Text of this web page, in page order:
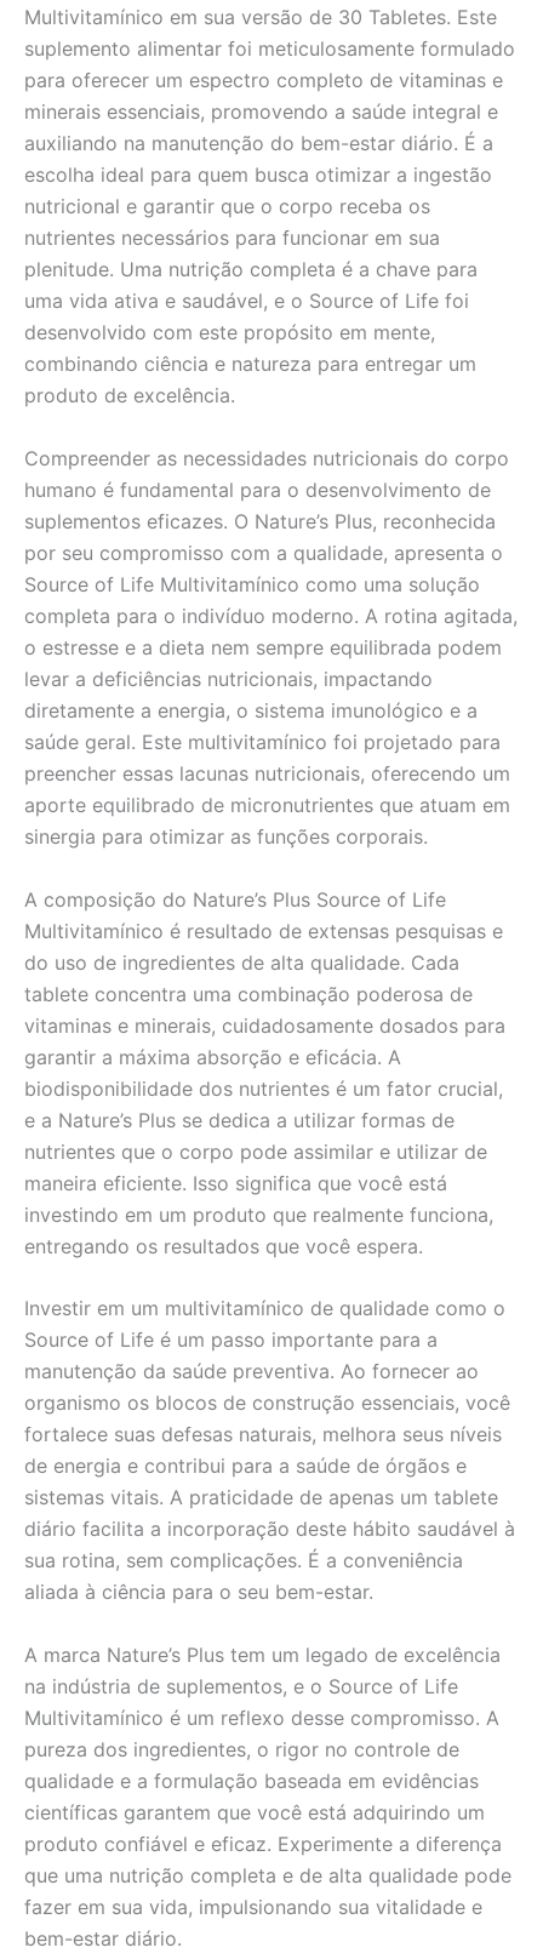
Multivitamínico em sua versão de 30 Tabletes. Este
suplemento alimentar foi meticulosamente formulado
para oferecer um espectro completo de vitaminas e
minerais essenciais, promovendo a saúde integral e
auxiliando na manutenção do bem-estar diário. É a
escolha ideal para quem busca otimizar a ingestão
nutricional e garantir que o corpo receba os
nutrientes necessários para funcionar em sua
plenitude. Uma nutrição completa é a chave para
uma vida ativa e saudável, e o Source of Life foi
desenvolvido com este propósito em mente,
combinando ciência e natureza para entregar um
produto de excelência.
Compreender as necessidades nutricionais do corpo
humano é fundamental para o desenvolvimento de
suplementos eficazes. O Nature’s Plus, reconhecida
por seu compromisso com a qualidade, apresenta o
Source of Life Multivitamínico como uma solução
completa para o indivíduo moderno. A rotina agitada,
o estresse e a dieta nem sempre equilibrada podem
levar a deficiências nutricionais, impactando
diretamente a energia, o sistema imunológico e a
saúde geral. Este multivitamínico foi projetado para
preencher essas lacunas nutricionais, oferecendo um
aporte equilibrado de micronutrientes que atuam em
sinergia para otimizar as funções corporais.
A composição do Nature’s Plus Source of Life
Multivitamínico é resultado de extensas pesquisas e
do uso de ingredientes de alta qualidade. Cada
tablete concentra uma combinação poderosa de
vitaminas e minerais, cuidadosamente dosados para
garantir a máxima absorção e eficácia. A
biodisponibilidade dos nutrientes é um fator crucial,
e a Nature’s Plus se dedica a utilizar formas de
nutrientes que o corpo pode assimilar e utilizar de
maneira eficiente. Isso significa que você está
investindo em um produto que realmente funciona,
entregando os resultados que você espera.
Investir em um multivitamínico de qualidade como o
Source of Life é um passo importante para a
manutenção da saúde preventiva. Ao fornecer ao
organismo os blocos de construção essenciais, você
fortalece suas defesas naturais, melhora seus níveis
de energia e contribui para a saúde de órgãos e
sistemas vitais. A praticidade de apenas um tablete
diário facilita a incorporação deste hábito saudável à
sua rotina, sem complicações. É a conveniência
aliada à ciência para o seu bem-estar.
A marca Nature’s Plus tem um legado de excelência
na indústria de suplementos, e o Source of Life
Multivitamínico é um reflexo desse compromisso. A
pureza dos ingredientes, o rigor no controle de
qualidade e a formulação baseada em evidências
científicas garantem que você está adquirindo um
produto confiável e eficaz. Experimente a diferença
que uma nutrição completa e de alta qualidade pode
fazer em sua vida, impulsionando sua vitalidade e
bem-estar diário.